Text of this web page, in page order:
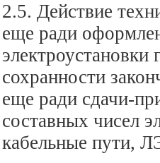
2.5. Действие
еще ради
сохранности
еще ради сдачи-
составных чисел
кабельные пути,